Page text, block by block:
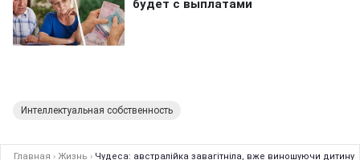
Интеллектуальная собственность
Главная › Жизнь › Чудеса: австралійка завагітніла, вже виношуючи дитину